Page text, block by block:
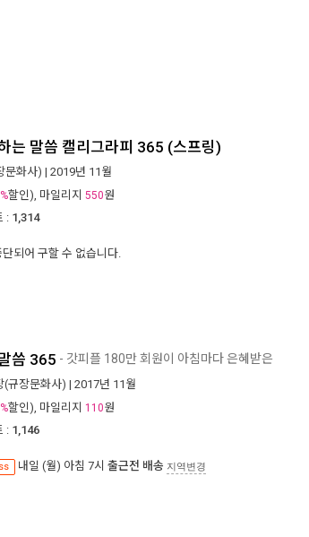
는 말씀 캘리그라피 365 (스프링)
문화사) | 2019년 11월
할인), 마일리지 550원
: 1,314
되어 구할 수 없습니다.
씀 365 - 갓피플 180만 회원이 아침마다 은혜받은
(규장문화사) | 2017년 11월
할인), 마일리지 110원
: 1,146
내일 (월) 아침 7시 출근전 배송 지역변경